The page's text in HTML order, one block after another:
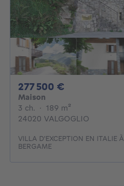
277 500 €
Maison
3 ch. 3 chambres
· 189 m²
24020 VALGOGLIO
VILLA D'EXCEPTION EN ITALIE À
BERGAME